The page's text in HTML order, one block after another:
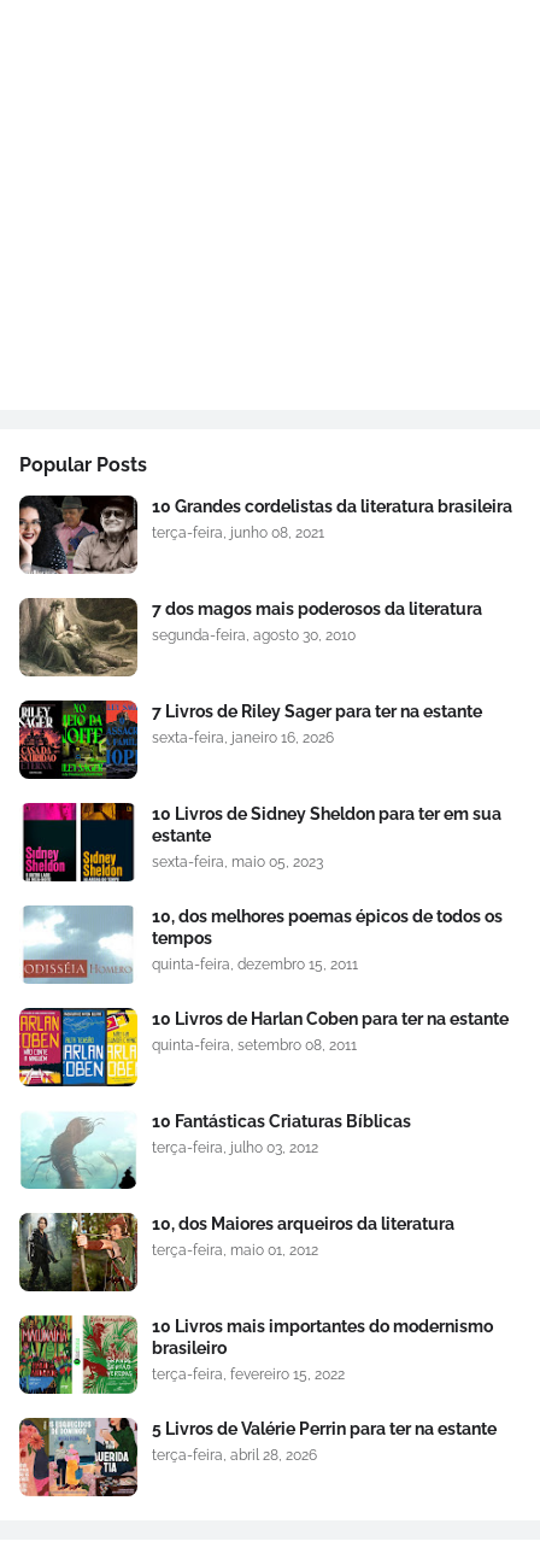
Popular Posts
10 Grandes cordelistas da literatura brasileira
terça-feira, junho 08, 2021
7 dos magos mais poderosos da literatura
segunda-feira, agosto 30, 2010
7 Livros de Riley Sager para ter na estante
sexta-feira, janeiro 16, 2026
10 Livros de Sidney Sheldon para ter em sua
estante
sexta-feira, maio 05, 2023
10, dos melhores poemas épicos de todos os
tempos
quinta-feira, dezembro 15, 2011
10 Livros de Harlan Coben para ter na estante
quinta-feira, setembro 08, 2011
10 Fantásticas Criaturas Bíblicas
terça-feira, julho 03, 2012
10, dos Maiores arqueiros da literatura
terça-feira, maio 01, 2012
10 Livros mais importantes do modernismo
brasileiro
terça-feira, fevereiro 15, 2022
5 Livros de Valérie Perrin para ter na estante
terça-feira, abril 28, 2026